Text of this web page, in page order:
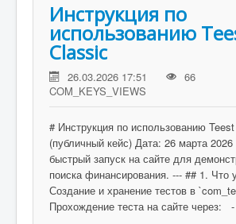
Инструкция по
использованию
Classic
26.03.2026 17:51
66
COM_KEYS_VIEWS
# Инструкция по использованию
(публичный кейс) Дата: 26 марта
быстрый запуск на сайте для
поиска финансирования. --- ## 1. Что
Создание и хранение тестов в
Прохождение теста на сайте через: -